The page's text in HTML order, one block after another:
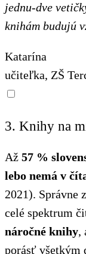
jednu-dve
knihám budujú
Katarína
učiteľka, ZŠ
3. Knihy na
Až 57 %
lebo nemá v
2021). Správne
celé spektrum
náročné knihy,
porásť všetkým